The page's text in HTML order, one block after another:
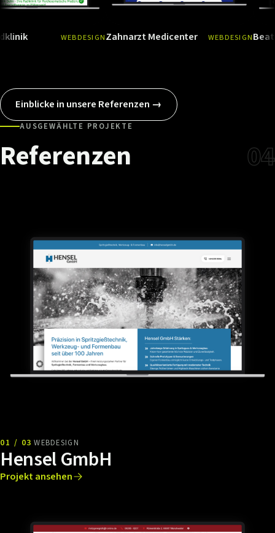
WEBDESIGN Ansehen→
Zahnarzt Medicenter WEBDESIGN Ansehen
Beatbox
Einblicke in unsere Referenzen →
AUSGEWÄHLTE PROJEKTE
Referenzen 04
01 / 03 WEBDESIGN
Hensel GmbH
Projekt ansehen